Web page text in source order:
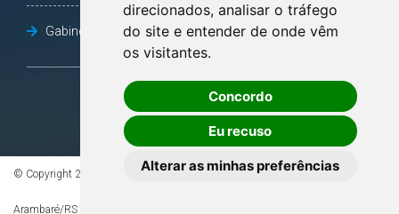
direcionados, analisar o tráfego
do site e entender de onde vêm
os visitantes.
Concordo
Eu recuso
Alterar as minhas preferências
Gabinete Vice-Prefeito
OUVIDORIA
© Copyright 2026 - Todos os direitos reservados à Prefeitura de
Arambaré/RS